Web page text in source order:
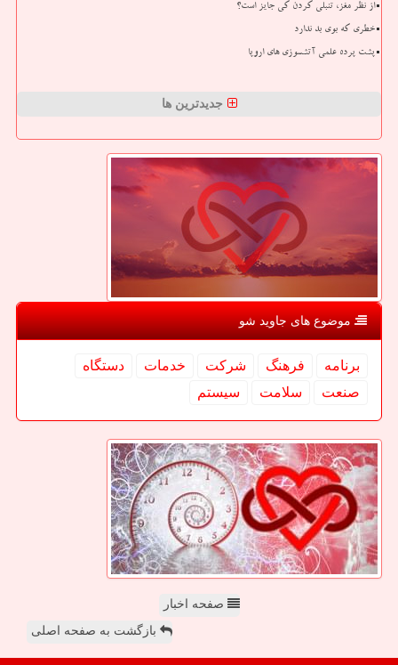
از نظر مغز، تنبلی کردن کی جایز است؟
خطری که بوی بد ندارد
پشت پرده علمی آتشسوزی های اروپا
جدیدترین ها
موضوع های جاوید شو
برنامه فرهنگ شركت خدمات
دستگاه
صنعت
سلامت سیستم
صفحه اخبار
بازگشت به صفحه اصلی